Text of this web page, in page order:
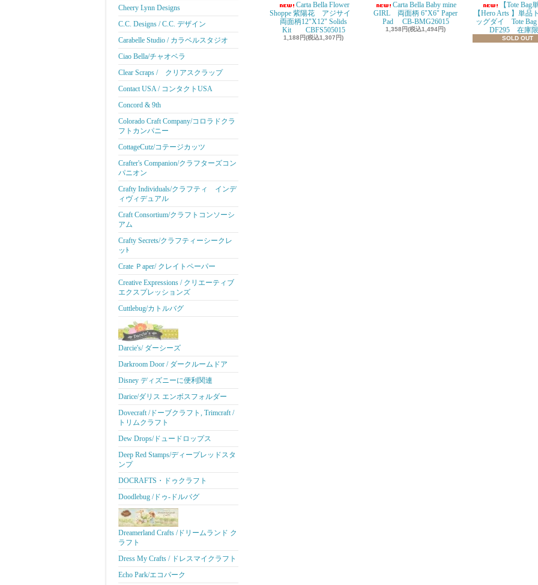
Cheery Lynn Designs
C.C. Designs / C.C. デザイン
Carabelle Studio / カラベルスタジオ
Ciao Bella/チャオベラ
Clear Scraps / クリアスクラップ
Contact USA / コンタクトUSA
Concord & 9th
Colorado Craft Company/コロラドクラ
フトカンパニー
CottageCutz/コテージカッツ
Crafter's Companion/クラフターズコン
パニオン
Crafty Individuals/クラフティ インデ
ィヴィデュアル
Craft Consortium/クラフトコンソーシ
アム
Crafty Secrets/クラフティーシークレ
ッﾄ
Crate Ｐaper/ クレイトペーパー
Creative Expressions / クリエーティブ
エクスプレッションズ
Cuttlebug/カトルバグ
Darcie's/ ダーシーズ
Darkroom Door / ダークルームドア
Disney ディズニーに便利関連
Darice/ダリス エンボスフォルダー
Dovecraft /ドーブクラフト, Trimcraft /
トリムクラフト
Dew Drops/ドュードロップス
Deep Red Stamps/ディープレッドスタ
ンプ
DOCRAFTS・ドゥクラフト
Doodlebug /ドゥ-ドルバグ
Dreamerland Crafts /ドリームランド ク
ラフト
Dress My Crafts / ドレスマイクラフト
Echo Park/エコパーク
Carta Bella Flower
Shoppe 紫陽花 アジサイ
両面柄12"X12" Solids
Kit CBFS505015
1,188円(税込1,307円)
Carta Bella Baby mine
GIRL 両面柄 6"X6" Paper
Pad CB-BMG26015
1,358円(税込1,494円)
【Tote Bag
【Hero Arts 】単品
ッグダイ Tote Bag
DF295 在庫限
SOLD OUT